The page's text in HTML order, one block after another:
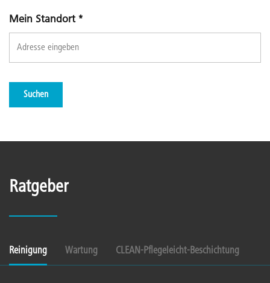
Mein Standort *
Suchen
Ratgeber
Reinigung Wartung CLEAN-Pflegeleicht-Beschichtung